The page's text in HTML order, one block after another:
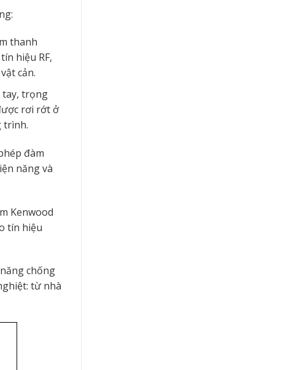
thanh
hiệu RF,
cản.
tay, trọng
rơi rớt ở
trình.
đàm
năng và
Kenwood
tín hiệu
chống
từ nhà